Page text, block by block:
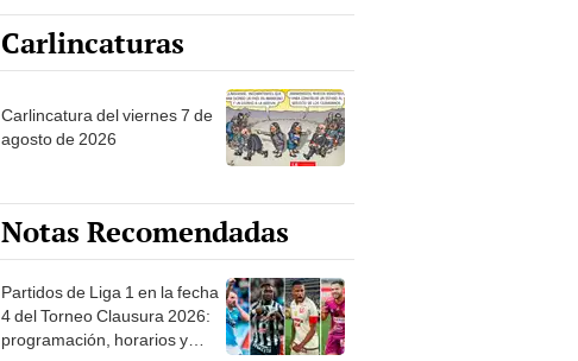
Carlincaturas
Carlincatura del viernes 7 de
agosto de 2026
Notas Recomendadas
Partidos de Liga 1 en la fecha
4 del Torneo Clausura 2026:
programación, horarios y